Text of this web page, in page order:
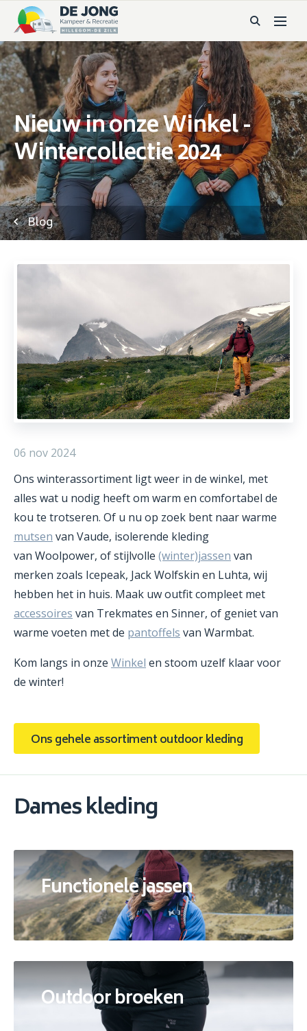
Nieuw in onze Winkel -
Wintercollectie 2024
Blog
06 nov 2024
Ons winterassortiment ligt weer in de winkel, met
alles wat u nodig heeft om warm en comfortabel de
kou te trotseren. Of u nu op zoek bent naar warme
mutsen van Vaude, isolerende kleding
van Woolpower, of stijlvolle (winter)jassen van
merken zoals Icepeak, Jack Wolfskin en Luhta, wij
hebben het in huis. Maak uw outfit compleet met
accessoires van Trekmates en Sinner, of geniet van
warme voeten met de pantoffels van Warmbat.
Kom langs in onze Winkel en stoom uzelf klaar voor
de winter!
Ons gehele assortiment outdoor kleding
Dames kleding
Functionele jassen
Outdoor broeken